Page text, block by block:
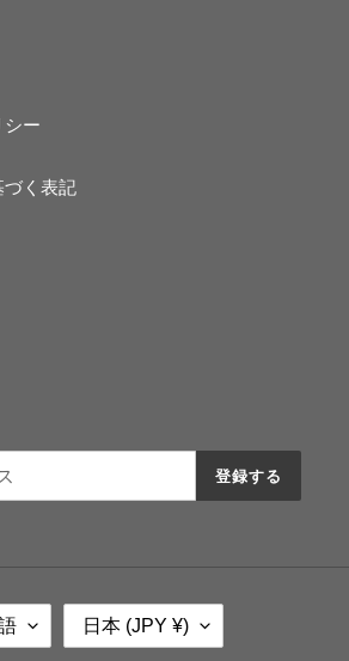
シー
づく表記
登録する
国日本 (JPY ¥)